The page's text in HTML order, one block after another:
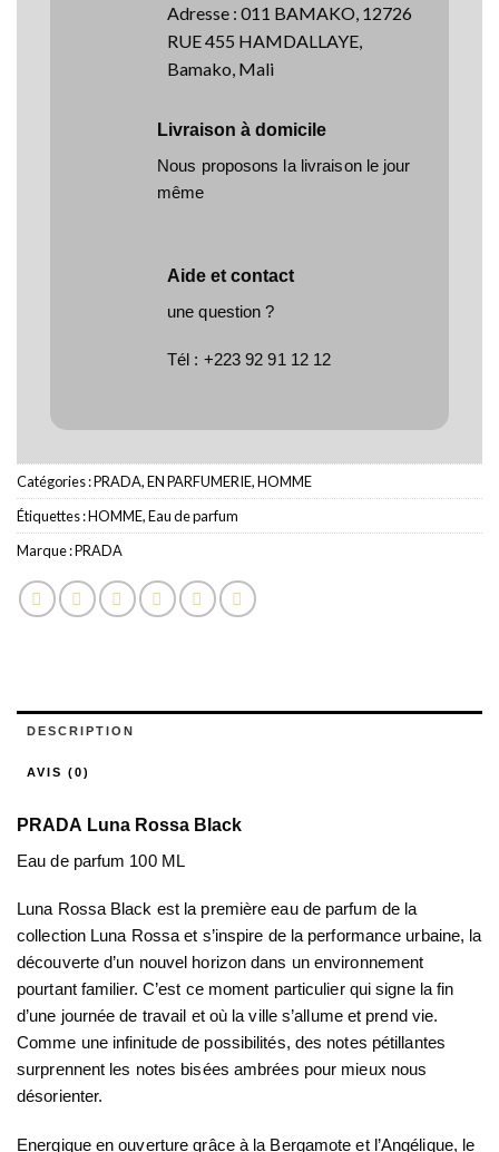
Adresse : 011 BAMAKO, 12726
RUE 455 HAMDALLAYE,
Bamako, Mali
Livraison à domicile
Nous proposons la livraison le jour
même
Aide et contact
une question ?
Tél : +223 92 91 12 12
Catégories :PRADA,EN PARFUMERIE,HOMME
Étiquettes :HOMME,Eau de parfum
Marque :PRADA
DESCRIPTION
AVIS (0)
PRADA Luna Rossa Black
Eau de parfum 100 ML
Luna Rossa Black est la première eau de parfum de la
collection Luna Rossa et s’inspire de la performance urbaine, la
découverte d’un nouvel horizon dans un environnement
pourtant familier. C’est ce moment particulier qui signe la fin
d’une journée de travail et où la ville s’allume et prend vie.
Comme une infinitude de possibilités, des notes pétillantes
surprennent les notes bisées ambrées pour mieux nous
désorienter.
Energique en ouverture grâce à la Bergamote et l’Angélique, le